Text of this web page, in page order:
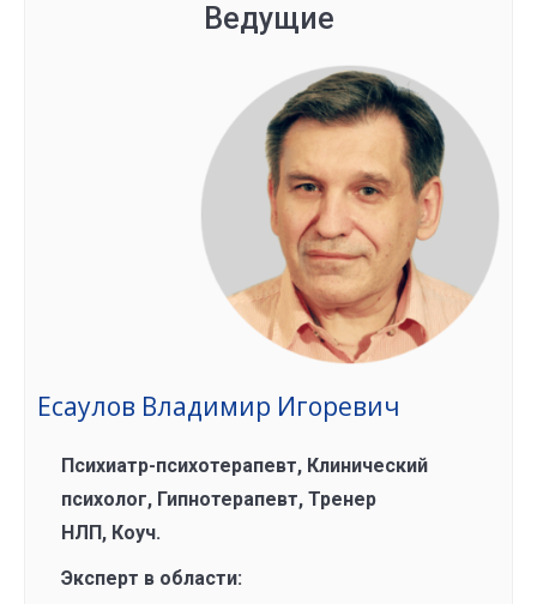
Ведущие
Есаулов Владимир Игоревич
Психиатр-психотерапевт, Клинический
психолог, Гипнотерапевт, Тренер
НЛП, Коуч.
Эксперт в области: